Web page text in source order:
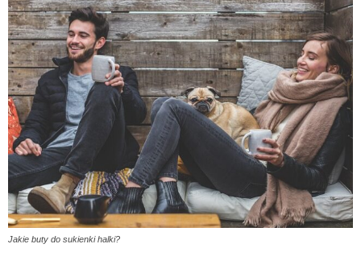
Jakie buty do sukienki halki?